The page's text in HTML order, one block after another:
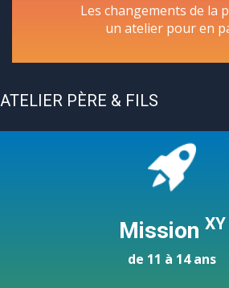
Les changements de la
un atelier pour en
ATELIER PÈRE & FILS
Mission XY
de 11 à 14 ans